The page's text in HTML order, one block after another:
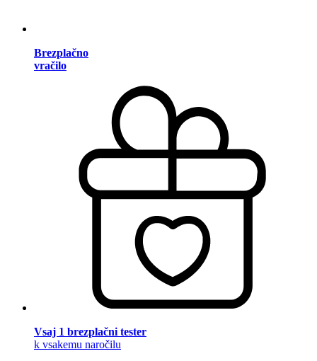
Brezplačno
vračilo
Vsaj 1 brezplačni tester
k vsakemu naročilu